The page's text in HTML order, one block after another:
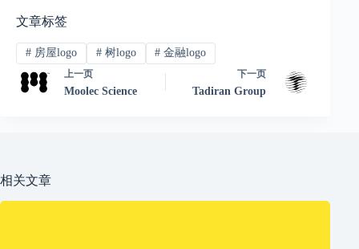
文章标签
#房屋logo #树logo # 金融logo
上一页
Moolec Science
下一页
Tadiran Group
相关文章